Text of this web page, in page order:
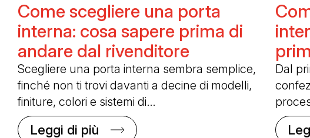
Come scegliere una porta
interna: cosa sapere prima di
andare dal rivenditore
Scegliere una porta interna sembra semplice,
finché non ti trovi davanti a decine di modelli,
finiture, colori e sistemi di…
Leggi di più
Dal